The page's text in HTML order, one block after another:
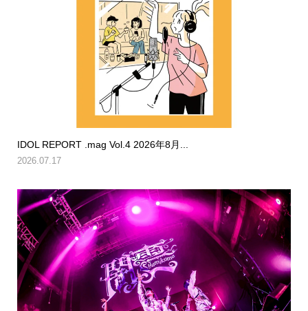
IDOL REPORT .mag Vol.4 2026年8月...
2026.07.17